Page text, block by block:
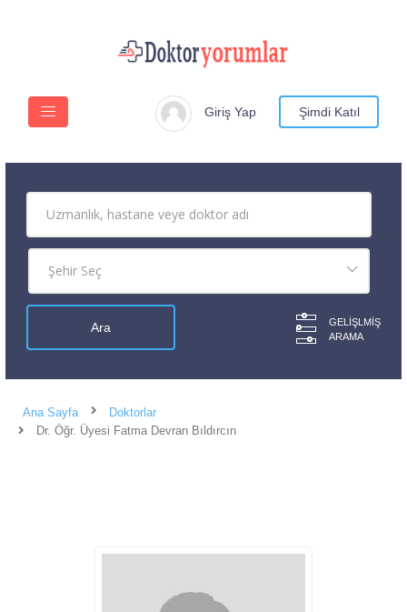
Giriş Yap Şimdi Katıl
GELIŞLMIŞ
ARAMA
Ana Sayfa
Doktorlar
Dr. Öğr. Üyesi Fatma Devran Bıldırcın